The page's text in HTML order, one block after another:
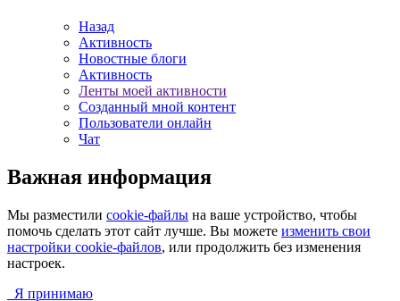
Назад
Активность
Новостные блоги
Активность
Ленты моей активности
Созданный мной контент
Пользователи онлайн
Чат
Важная информация
Мы разместили cookie-файлы на ваше устройство, чтобы
помочь сделать этот сайт лучше. Вы можете изменить свои
настройки cookie-файлов, или продолжить без изменения
настроек.
Я принимаю